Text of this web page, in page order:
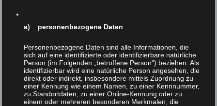
a) personenbezogene Daten
Personenbezogene Daten sind alle Informationen, die
sich auf eine identifizierte oder identifizierbare natürliche
Person (im Folgenden „betroffene Person") beziehen. Als
identifizierbar wird eine natürliche Person angesehen, die
direkt oder indirekt, insbesondere mittels Zuordnung zu
einer Kennung wie einem Namen, zu einer Kennnummer,
zu Standortdaten, zu einer Online-Kennung oder zu
einem oder mehreren besonderen Merkmalen, die